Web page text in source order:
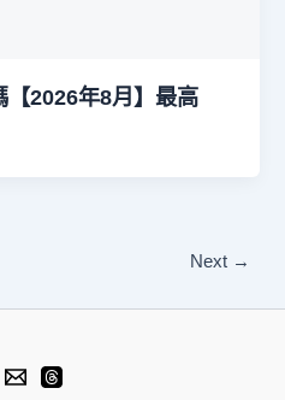
2026年8月】最高
Next →